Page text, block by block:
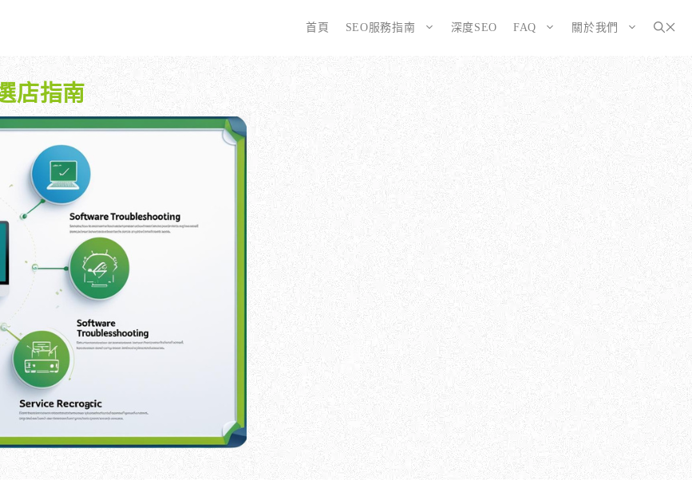
首頁 SEO服務指南
優化網站語法：提升SEO表現
字分析：精準制定SEO策略
整SEO關鍵字分布：精準地收錄
奧專業寫手團隊：賦予深度與價值
動優化與語法微調：搜尋引擎更愛
為SEO而生的網站
選擇CMS或客製化網站：為您的打造完美SEO網站
WordPress 架設與 SEO 優化完整方案
SEO網站改造：您的舊網站是否正在拖累排名？
SEO網站維護與長期優化
深度SEO FAQ
務？
合我的業務？
是什麼？
廣告行銷基礎知識
廣告平台與策略選擇
Google Ads 和 Facebook 廣告有什麼不同？
廣告投放後如何追蹤成效？
大奧資訊的網站架設服務包含哪些項目？
如何確保網站符合 SEO 標準？
網站架構與技術 SEO 優化
響應式設計的優勢
關於我們
店指南